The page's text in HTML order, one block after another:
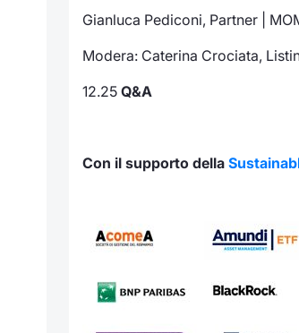
Gianluca Pediconi, Partner |
Modera: Caterina Crociata,
12.25 Q&A
Con il supporto della